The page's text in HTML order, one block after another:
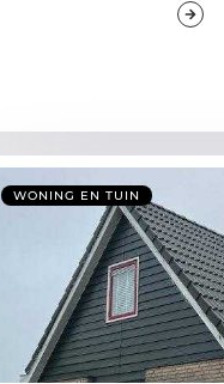
WONING EN TUIN